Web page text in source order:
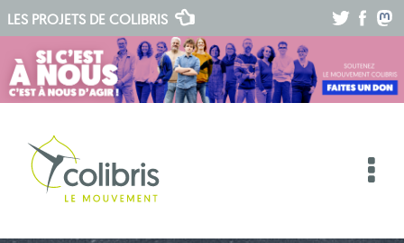
LES PROJETS DE COLIBRIS